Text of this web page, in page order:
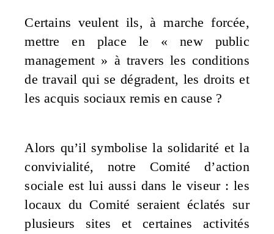
Certains veulent ils, à marche forcée,
mettre en place le « new public
management » à travers les conditions
de travail qui se dégradent, les droits et
les acquis sociaux remis en cause ?
Alors qu’il symbolise la solidarité et la
convivialité, notre Comité d’action
sociale est lui aussi dans le viseur : les
locaux du Comité seraient éclatés sur
plusieurs sites et certaines activités